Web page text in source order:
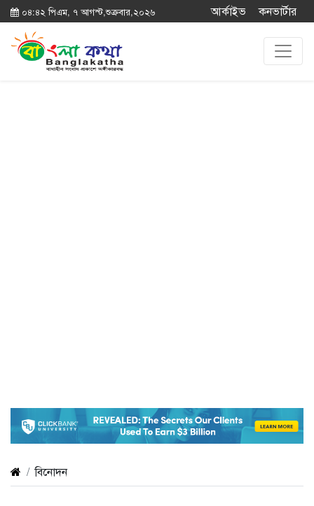
০৪:৪২ পিএম, ৭ আগস্ট,শুক্রবার,২০২৬ আর্কাইভ কনভার্টার
বিনোদন